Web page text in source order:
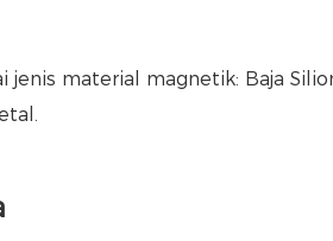
jenis material magnetik: Baja